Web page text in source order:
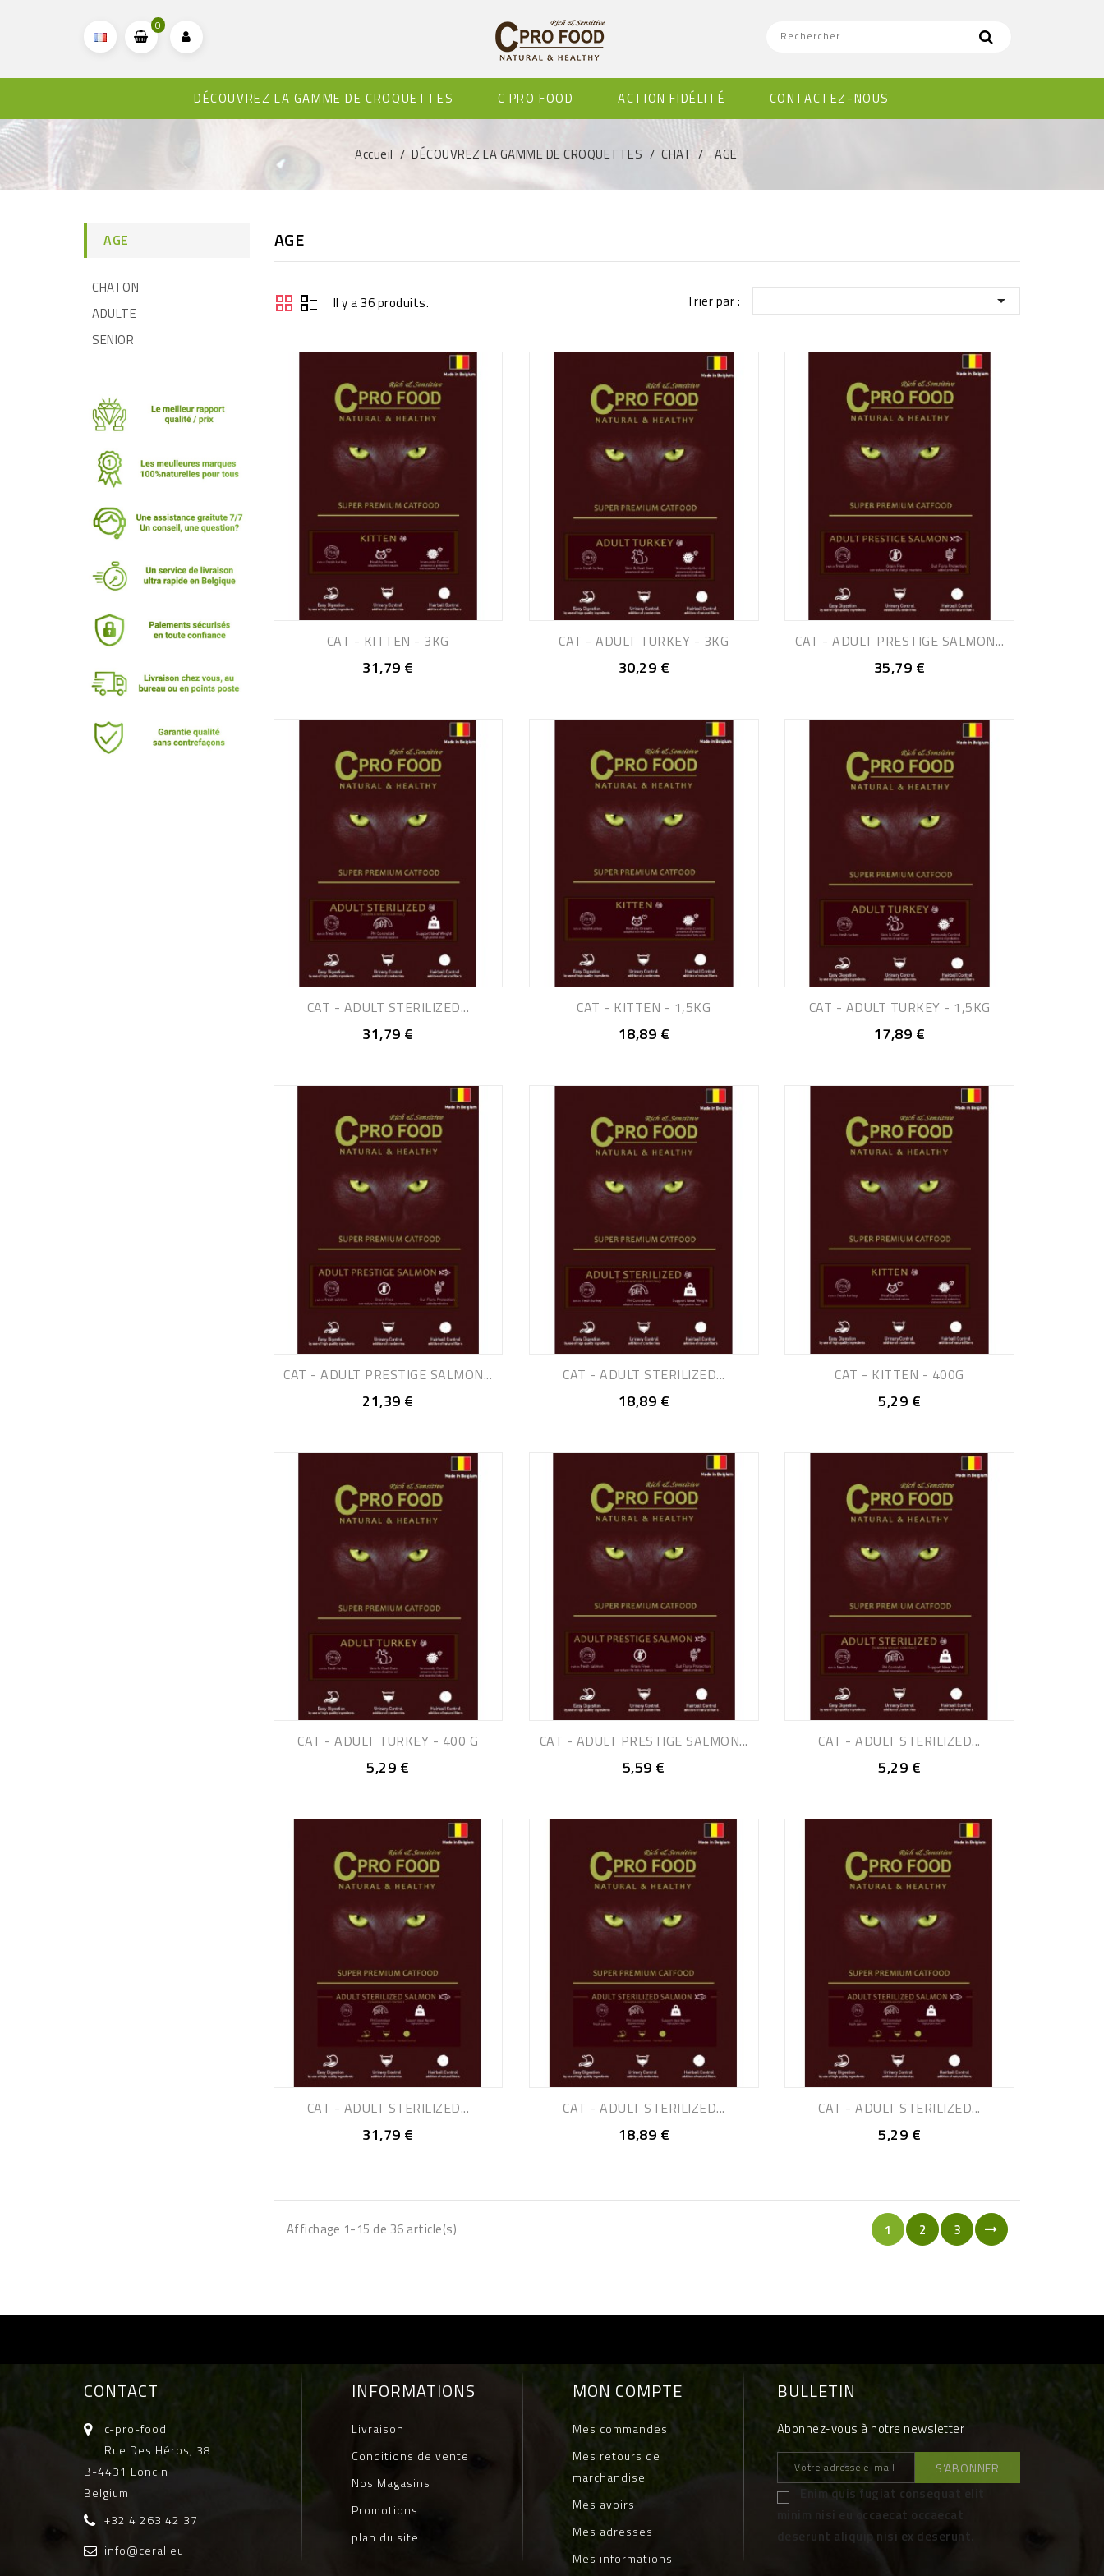
0
DÉCOUVREZ LA GAMME DE CROQUETTES C PRO FOOD ACTION FIDÉLITÉ CONTACTEZ-NOUS
Accueil DÉCOUVREZ LA GAMME DE CROQUETTES CHAT AGE
AGE
CHATON
ADULTE
SENIOR
AGE
Il y a 36 produits. Trier par : 
CAT - KITTEN - 3KG
31,79 €
CAT - ADULT TURKEY - 3KG
30,29 €
CAT - ADULT PRESTIGE SALMON...
35,79 €
CAT - ADULT STERILIZED...
31,79 €
CAT - KITTEN - 1,5KG
18,89 €
CAT - ADULT TURKEY - 1,5KG
17,89 €
CAT - ADULT PRESTIGE SALMON...
21,39 €
CAT - ADULT STERILIZED...
18,89 €
CAT - KITTEN - 400G
5,29 €
CAT - ADULT TURKEY - 400 G
5,29 €
CAT - ADULT PRESTIGE SALMON...
5,59 €
CAT - ADULT STERILIZED...
5,29 €
CAT - ADULT STERILIZED...
31,79 €
CAT - ADULT STERILIZED...
18,89 €
CAT - ADULT STERILIZED...
5,29 €
Affichage 1-15 de 36 article(s) 1 2 3
CONTACT
c-pro-food
Rue Des Héros, 38
B-4431 Loncin
Belgium
+32 4 263 42 37
info@ceral.eu
INFORMATIONS
Livraison
Conditions de vente
Nos Magasins
Promotions
plan du site
MON COMPTE
Mes commandes
Mes retours de
marchandise
Mes avoirs
Mes adresses
Mes informations
BULLETIN
Abonnez-vous à notre newsletter
Enim quis fugiat consequat elit
minim nisi eu occaecat occaecat
deserunt aliquip nisi ex deserunt.